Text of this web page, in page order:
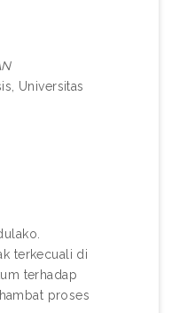
Universitas
terkecuali di
terhadap
proses